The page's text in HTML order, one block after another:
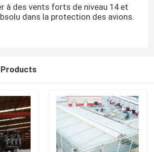
à des vents forts de niveau 14 et
dans la protection des avions.
Products